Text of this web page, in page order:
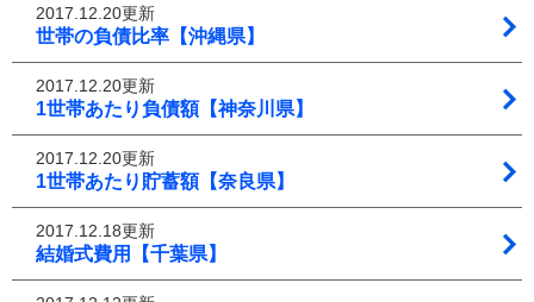
2017.12.20更新
世帯の負債比率【沖縄県】
2017.12.20更新
1世帯あたり負債額【神奈川県】
2017.12.20更新
1世帯あたり貯蓄額【奈良県】
2017.12.18更新
結婚式費用【千葉県】